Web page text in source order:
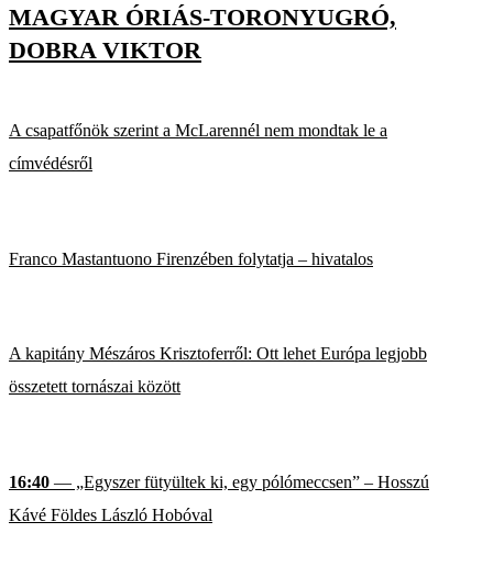
MAGYAR ÓRIÁS-TORONYUGRÓ,
DOBRA VIKTOR
A csapatfőnök szerint a McLarennél nem mondtak le a
címvédésről
Franco Mastantuono Firenzében folytatja – hivatalos
A kapitány Mészáros Krisztoferről: Ott lehet Európa legjobb
összetett tornászai között
16:40 — „Egyszer fütyültek ki, egy pólómeccsen” – Hosszú
Kávé Földes László Hobóval